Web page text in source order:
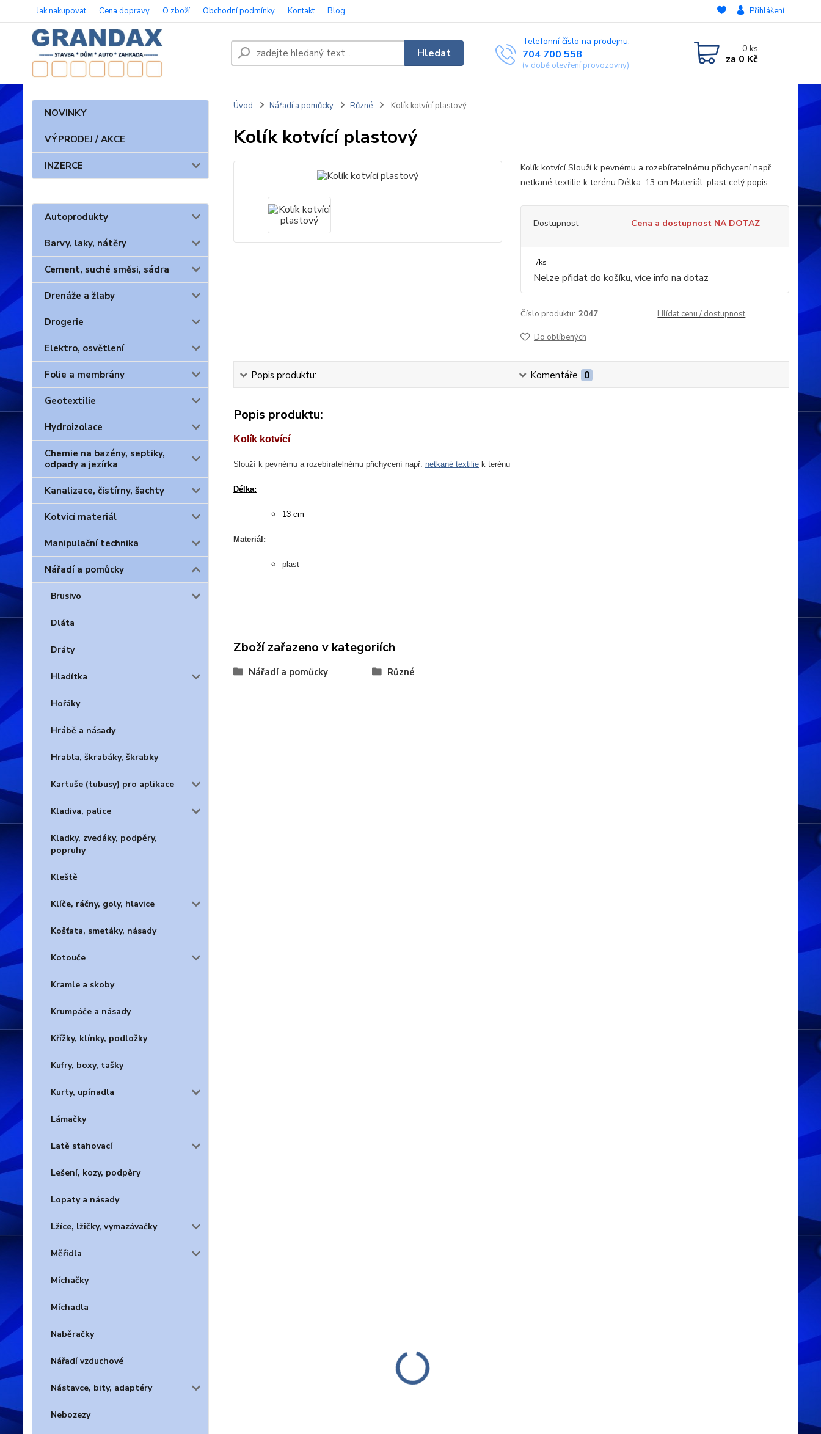
Jak nakupovat Cena dopravy O zboží Obchodní podmínky Kontakt Blog Přihlášení
Hledat
Telefonní číslo na prodejnu:
704 700 558
(v době otevření provozovny)
0ks
za 0 Kč
NOVINKY
VÝPRODEJ / AKCE
INZERCE
Autoprodukty
Barvy, laky, nátěry
Cement, suché směsi, sádra
Drenáže a žlaby
Drogerie
Elektro, osvětlení
Folie a membrány
Geotextilie
Hydroizolace
Chemie na bazény, septiky,
odpady a jezírka
Kanalizace, čistírny, šachty
Kotvící materiál
Manipulační technika
Nářadí a pomůcky
Brusivo
Dláta
Dráty
Hladítka
Hořáky
Hrábě a násady
Hrabla, škrabáky, škrabky
Kartuše (tubusy) pro aplikace
Kladiva, palice
Kladky, zvedáky, podpěry,
popruhy
Kleště
Klíče, ráčny, goly, hlavice
Košťata, smetáky, násady
Kotouče
Kramle a skoby
Krumpáče a násady
Křížky, klínky, podložky
Kufry, boxy, tašky
Kurty, upínadla
Lámačky
Latě stahovací
Lešení, kozy, podpěry
Lopaty a násady
Lžíce, lžičky, vymazávačky
Měřidla
Míchačky
Míchadla
Naběračky
Nářadí vzduchové
Nástavce, bity, adaptéry
Nebozezy
Úvod Nářadí a pomůcky Různé Kolík kotvící plastový
Kolík kotvící plastový
Kolík kotvící Slouží k pevnému a rozebíratelnému přichycení např.
netkané textilie k terénu Délka: 13 cm Materiál: plastcelý popis
Dostupnost Cena a dostupnost NA DOTAZ
/ks
Nelze přidat do košíku, více info na dotaz
Číslo produktu: 2047 Hlídat cenu / dostupnost
Do oblíbených
Popis produktu: Komentáře 0
Popis produktu:
Kolík kotvící
Slouží k pevnému a rozebíratelnému přichycení např. netkané textiliek terénu
Délka:
13 cm
Materiál:
plast
Zboží zařazeno v kategoriích
Nářadí a pomůcky Různé